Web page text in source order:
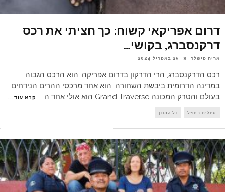
דרום אפריקאי קשוח: כך חציתי את רכס
דרקנסברג, בקושי…
אריה פישלר 25 באפריל 2024
רכס הדרקנסברג, הרי הדרקון בדרום אפריקה, הוא הרכס הגבוה
במדינה הדרומית ביבשת השחורה. הוא אחד מרכסי ההרים הנידחים
בעולם והטרק המכונה Grand Traverse הוא אולי אחד ה
... קרא עוד...
טיולים בחו"ל כל התוכן